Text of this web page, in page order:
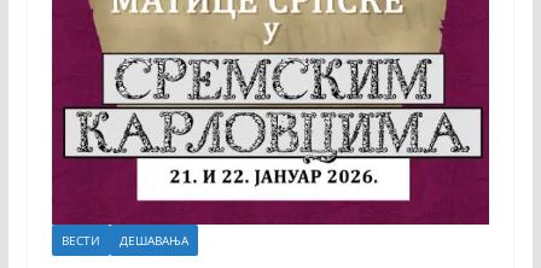
ВЕСТИ ДЕШАВАЊА